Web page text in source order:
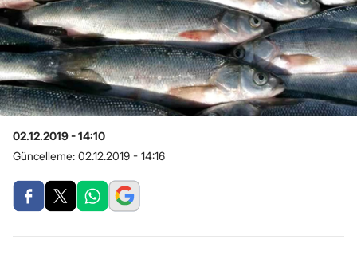
02.12.2019 - 14:10
Güncelleme: 02.12.2019 - 14:16